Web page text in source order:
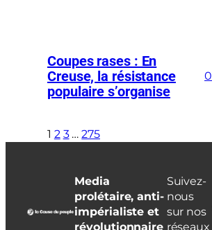
Coupes rases : En
Creuse, la résistance
populaire s’organise
1 2 3 … 275
Media
prolétaire, anti-
impérialiste et
révolutionnaire
Suivez-
nous
sur nos
réseaux